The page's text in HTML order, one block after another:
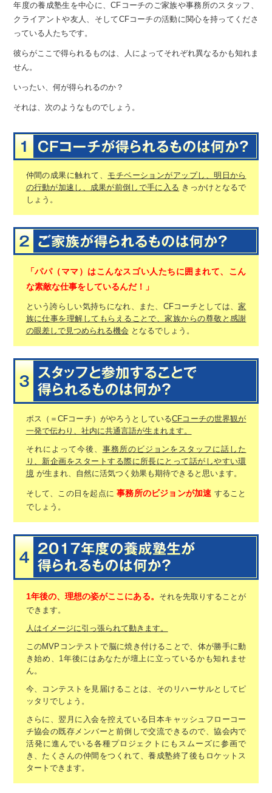
年度の養成塾生を中心に、CFコーチのご家族や事務所のスタッフ、
クライアントや友人、 そしてCFコーチの活動に関心を持ってくださ
っている人たちです。
彼らがここで得られるものは、
人によってそれぞれ異なるかも知れま
せん。
いったい、何が得られるのか？
それは、次のようなものでしょう。
仲間の成果に触れて、 モチベーションがアップし、明日から
の行動が加速し、成果が前倒しで手に入る きっかけとなるで
しょう。
「パパ（ママ）はこんなスゴい人たちに囲まれて、 こん
な素敵な仕事をしているんだ！」
という誇らしい気持ちになれ、また、CFコーチとしては、家
族に仕事を理解してもらえることで、家族からの尊敬と感謝
の眼差しで見つめられる機会 となるでしょう。
ボス（＝CFコーチ）がやろうとしているCFコーチの世界観が
一発で伝わり、社内に共通言語が生まれます。
それによって今後、 事務所のビジョンをスタッフに話した
り、 新企画をスタートする際に所長にとって話がしやすい環
境が生まれ、 自然に活気つく効果も期待できると思います。
そして、この日を起点に事務所のビジョンが加速 すること
でしょう。
1年後の、理想の姿がここにある。
それを先取りすることが
できます。
人はイメージに引っ張られて動きます。
このMVPコンテストで脳に焼き付けることで、体が勝手に動
き始め、 1年後にはあなたが壇上に立っているかも知れませ
ん。
今、コンテストを見届けることは、そのリハーサルとしてピ
ッタリでしょう。
さらに、翌月に入会を控えている日本キャッシュフローコー
チ協会の既存メンバーと前倒しで交流できるので、協会内で
活発に進んでいる各種プロジェクトにもスムーズに参画で
き、 たくさんの仲間をつくれて、養成塾終了後もロケットス
タートできます。